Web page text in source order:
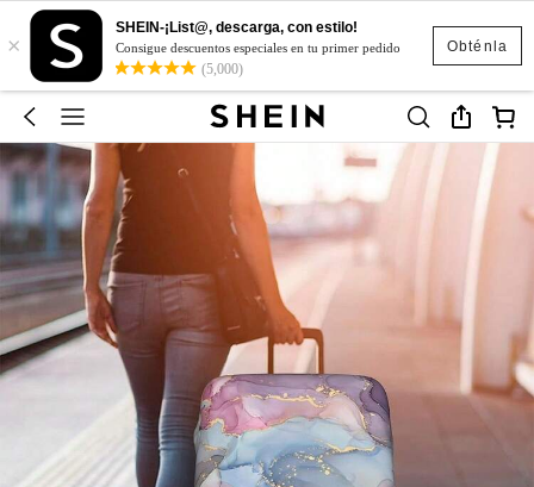
Obténla
×
SHEIN-¡List@, descarga, con estilo!
Consigue descuentos especiales en tu primer pedido
(5,000)